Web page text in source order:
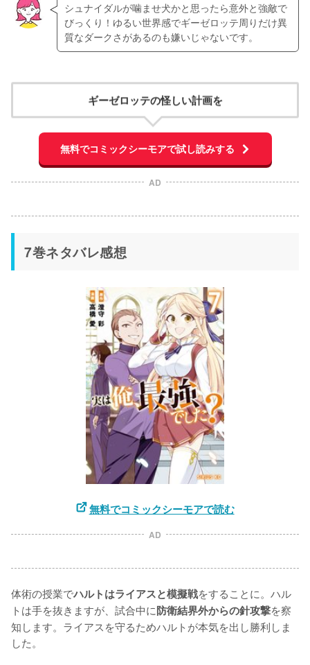
シュナイダルが噛ませ犬かと思ったら意外と強敵で
びっくり！ゆるい世界感でギーゼロッテ周りだけ異
質なダークさがあるのも嫌いじゃないです。
ギーゼロッテの怪しい計画を
無料でコミックシーモアで試し読みする
AD
7巻ネタバレ感想
無料でコミックシーモアで読む
AD
体術の授業でハルトはライアスと模擬戦をすることに。ハル
トは手を抜きますが、試合中に防衛結界外からの針攻撃を察
知します。ライアスを守るためハルトが本気を出し勝利しま
した。